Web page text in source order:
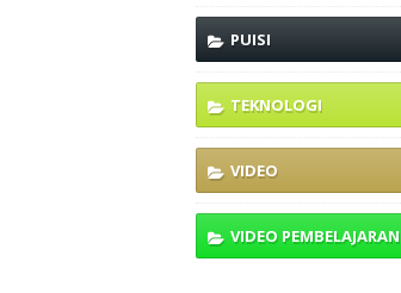
PUISI
TEKNOLOGI
VIDEO
VIDEO PEMBELAJARAN